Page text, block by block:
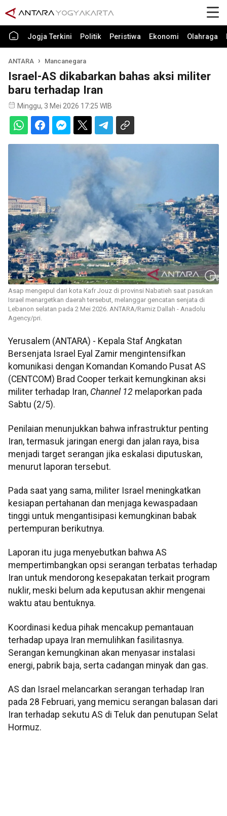
Jogja Terkini Politik Peristiwa Ekonomi Olahraga
ANTARA Mancanegara
Israel-AS dikabarkan bahas aksi militer
baru terhadap Iran
Minggu, 3 Mei 2026 17:25 WIB
Asap mengepul dari kota Kafr Jouz di provinsi Nabatieh saat pasukan
Israel menargetkan daerah tersebut, melanggar gencatan senjata di
Lebanon selatan pada 2 Mei 2026. ANTARA/Ramiz Dallah - Anadolu
Agency/pri.
Yerusalem (ANTARA) - Kepala Staf Angkatan
Bersenjata Israel Eyal Zamir mengintensifkan
komunikasi dengan Komandan Komando Pusat AS
(CENTCOM) Brad Cooper terkait kemungkinan aksi
militer terhadap Iran, Channel 12 melaporkan pada
Sabtu (2/5).
Penilaian menunjukkan bahwa infrastruktur penting
Iran, termasuk jaringan energi dan jalan raya, bisa
menjadi target serangan jika eskalasi diputuskan,
menurut laporan tersebut.
Pada saat yang sama, militer Israel meningkatkan
kesiapan pertahanan dan menjaga kewaspadaan
tinggi untuk mengantisipasi kemungkinan babak
pertempuran berikutnya.
Laporan itu juga menyebutkan bahwa AS
mempertimbangkan opsi serangan terbatas terhadap
Iran untuk mendorong kesepakatan terkait program
nuklir, meski belum ada keputusan akhir mengenai
waktu atau bentuknya.
Koordinasi kedua pihak mencakup pemantauan
terhadap upaya Iran memulihkan fasilitasnya.
Serangan kemungkinan akan menyasar instalasi
energi, pabrik baja, serta cadangan minyak dan gas.
AS dan Israel melancarkan serangan terhadap Iran
pada 28 Februari, yang memicu serangan balasan dari
Iran terhadap sekutu AS di Teluk dan penutupan Selat
Hormuz.